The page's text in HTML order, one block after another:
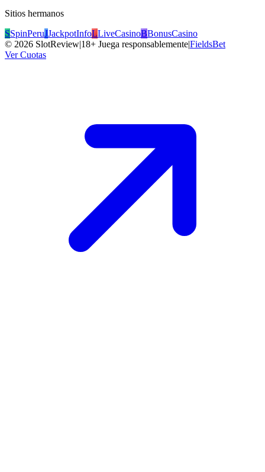
Sitios hermanos
SSpinPeruJJackpotInfoLLiveCasinoBBonusCasino
© 2026 SlotReview|18+ Juega responsablemente|FieldsBet
Ver Cuotas